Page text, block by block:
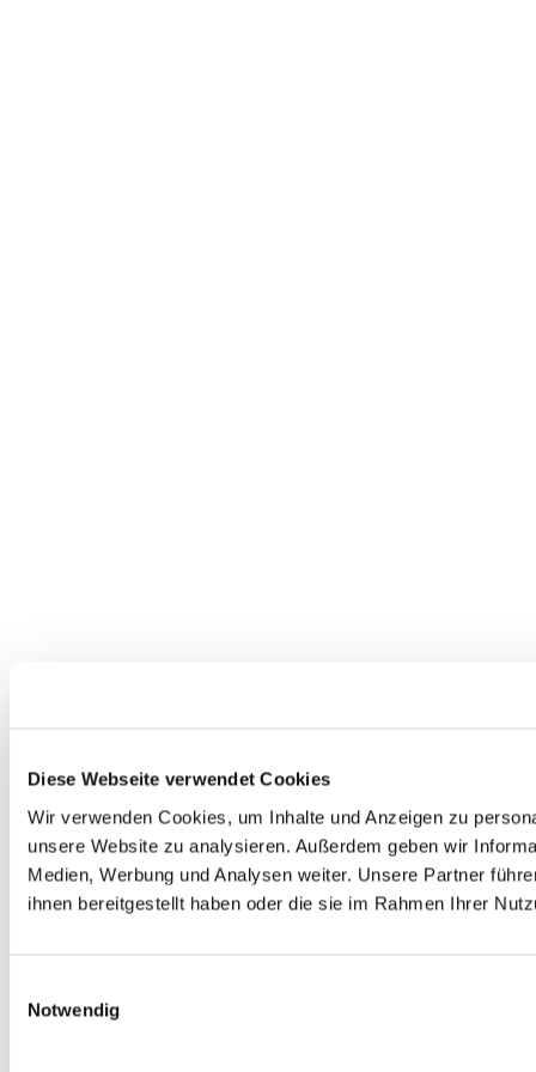
Diese Webseite verwendet Cookies
Wir verwenden Cookies, um Inhalte und Anzeigen zu
unsere Website zu analysieren. Außerdem geben wir
Medien, Werbung und Analysen weiter. Unsere Partner
ihnen bereitgestellt haben oder die sie im Rahmen Ihrer
Notwendig